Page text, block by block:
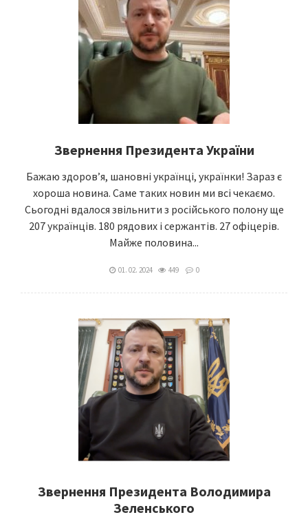
Звернення Президента України
Бажаю здоров’я, шановні українці, українки! Зараз є
хороша новина. Саме таких новин ми всі чекаємо.
Сьогодні вдалося звільнити з російського полону ще
207 українців. 180 рядових і сержантів. 27 офіцерів.
Майже половина...
01. 02. 2024 449 0
Звернення Президента Володимира
Зеленського